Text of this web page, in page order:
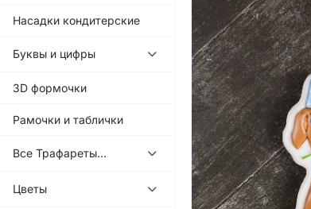
Насадки кондитерские
Буквы и цифры
3D формочки
Рамочки и таблички
Все Трафареты...
Цветы